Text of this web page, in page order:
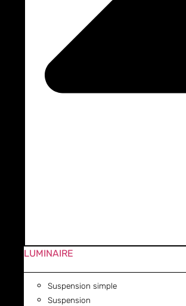
LUMINAIRE
Suspension simple
Suspension